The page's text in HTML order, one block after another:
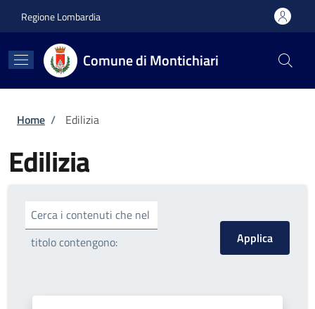
Regione Lombardia
Comune di Montichiari
Briciole di pane
Home / Edilizia
Edilizia
Cerca i contenuti che nel
titolo contengono: